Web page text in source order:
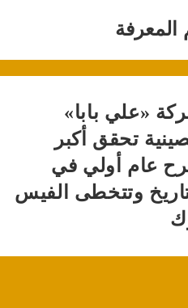
المعرفة
«علي بابا»
تحقق أكبر
عام أولي في
وتتخطى الفيس